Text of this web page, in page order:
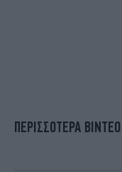
ΠΕΡΙΣΣΟΤΕΡΑ ΒΙΝΤΕΟ